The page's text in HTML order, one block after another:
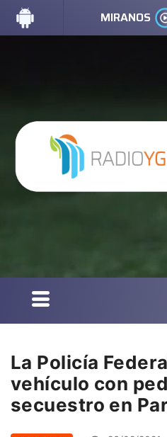
MIRANOS
La Policía
vehículo con
secuestro en